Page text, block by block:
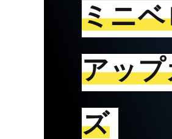
ミニ
アッ
ズ